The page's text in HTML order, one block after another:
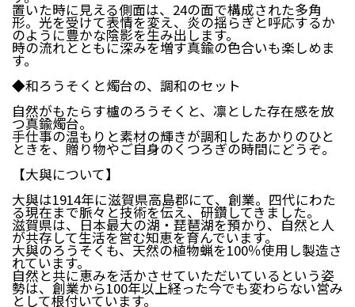
小豆島町（香川県）松山市（愛媛県）
東温市（愛媛県） 砥部町（愛媛県）
九州エリア
壱岐市（長崎県）西海市（長崎県）
宇城市（熊本県） 指宿市（鹿児島県）
置いた時に見える側面は、24の面で構成された多角
形。光を受けて表情を変え、炎の揺らぎと呼応するか
のように豊かな陰影を生み出します。
時の流れとともに深みを増す真鍮の色合いも楽しめま
す。
◆和ろうそくと燭台の、調和のセット
自然がもたらす櫨のろうそくと、凛とした存在感を放
つ真鍮燭台。
手仕事の温もりと素材の輝きが調和したあかりのひと
ときを、贈り物やご自身のくつろぎの時間にどうぞ。
【大與について】
大與は1914年に滋賀県高島郡にて、創業。四代にわた
る現在まで脈々と技術を伝え、研鑽してきました。
滋賀県は、日本最大の湖・琵琶湖を預かり、自然と人
が共存して生活を営む知恵を育んでいます。
大與のろうそくも、天然の植物蝋を100％使用し製造さ
れています。
自然と共に恵みを活かさせていただいているという姿
勢は、創業から100年以上経った今でも変わらない営み
として根付いています。